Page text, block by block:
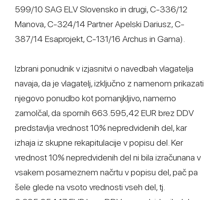
599/10 SAG ELV Slovensko in drugi, C-336/12
Manova, C-324/14 Partner Apelski Dariusz, C-
387/14 Esaprojekt, C-131/16 Archus in Gama).
Izbrani ponudnik v izjasnitvi o navedbah vlagatelja
navaja, da je vlagatelj, izključno z namenom prikazati
njegovo ponudbo kot pomanjkljivo, namerno
zamolčal, da spornih 663.595,42 EUR brez DDV
predstavlja vrednost 10% nepredvidenih del, kar
izhaja iz skupne rekapitulacije v popisu del. Ker
vrednost 10% nepredvidenih del ni bila izračunana v
vsakem posameznem načrtu v popisu del, pač pa
šele glede na vsoto vrednosti vseh del, tj.